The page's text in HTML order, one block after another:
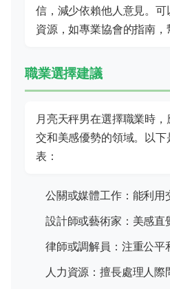
信，減少依賴他人意見。
資源，如專業協會的指南，
職業選擇建議
月亮天秤男在選擇職業時
交和美感優勢的領域。以
表：
公關或媒體工作：能利用
設計師或藝術家：美感直
律師或調解員：注重公平
人力資源：擅長處理人際